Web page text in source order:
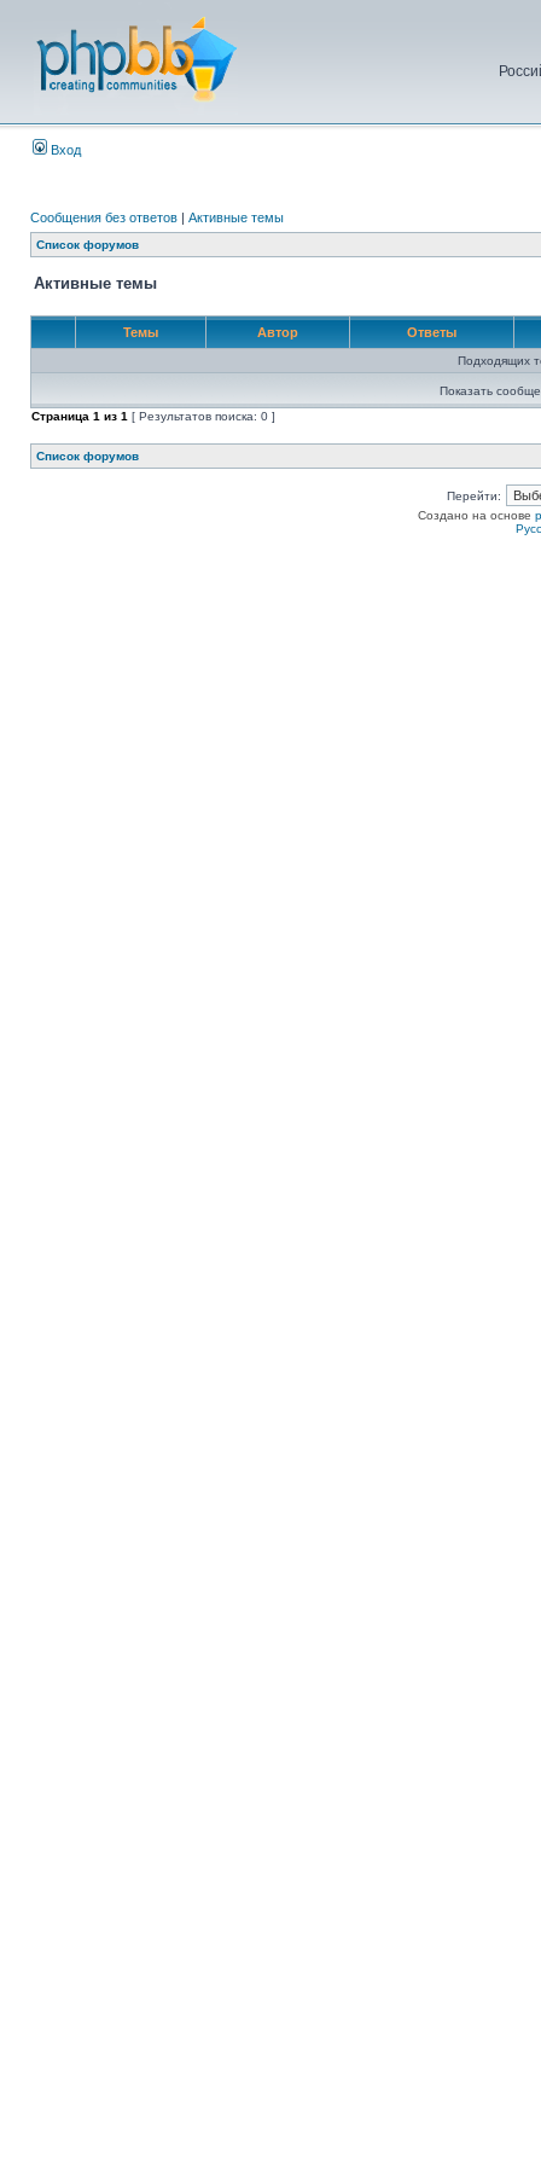
Вход
Сообщения без ответов | Активные темы
Список форумов
Активные темы
Темы Автор Ответы
Подходящих
Показать
Страница 1 из 1 [ Результатов поиска: 0 ]
Список форумов
Перейти:
Создано на основе